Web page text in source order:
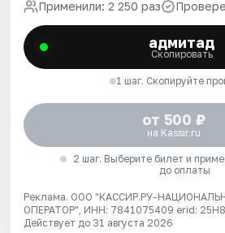
Применили: 2 250 раз
адмитад
Скопировать
1 шаг. Скопируйте
от 500 ₽
на Kassir.ru
2 шаг. Выберите билет и
до оплаты
Реклама. ООО "КАССИР.РУ-
ОПЕРАТОР", ИНН: 7841075409 erid:
Действует до 31 августа 2026